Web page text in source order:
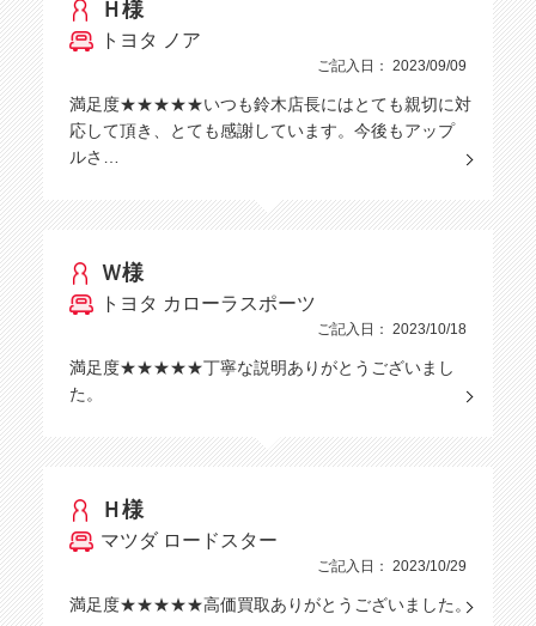
Ｈ様
トヨタ ノア
ご記入日： 2023/09/09
満足度★★★★★いつも鈴木店長にはとても親切に対
応して頂き、とても感謝しています。今後もアップ
ルさ…
Ｗ様
トヨタ カローラスポーツ
ご記入日： 2023/10/18
満足度★★★★★丁寧な説明ありがとうございまし
た。
Ｈ様
マツダ ロードスター
ご記入日： 2023/10/29
満足度★★★★★高価買取ありがとうございました。